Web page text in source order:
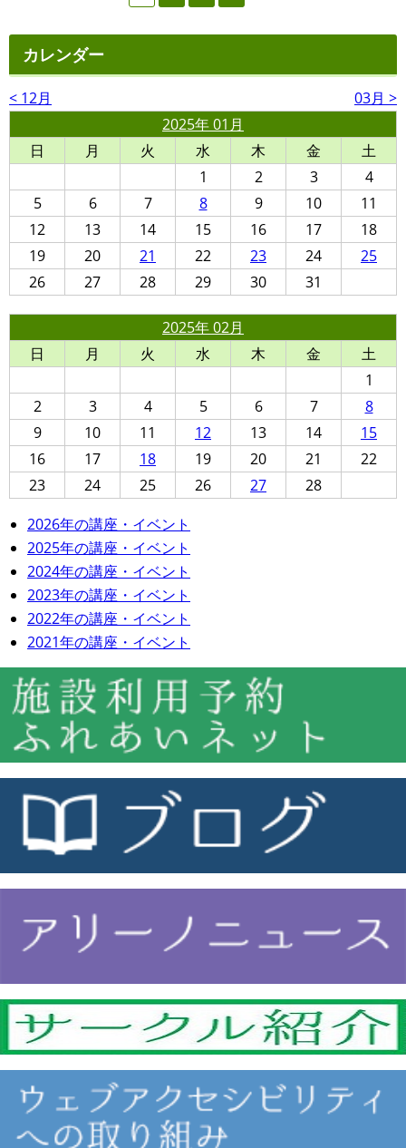
カレンダー
< 12月
03月 >
2025年 01月
日
月 火 水 木 金
土
1
2 3
4
5
6 7 8 9 10
11
12
13 14 15 16 17
18
19
20 21 22 23 24
25
26
27 28 29 30 31
2025年 02月
日
月 火 水 木 金
土
1
2
3 4 5 6 7
8
9
10 11 12 13 14
15
16
17 18 19 20 21
22
23
24 25 26 27
28
2026年の講座・イベント
2025年の講座・イベント
2024年の講座・イベント
2023年の講座・イベント
2022年の講座・イベント
2021年の講座・イベント